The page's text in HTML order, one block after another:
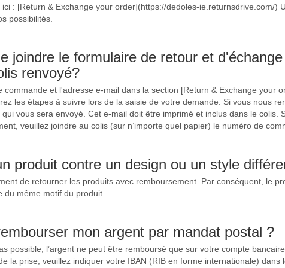
: [Return & Exchange your order](https://dedoles-ie.returnsdrive.com/)
possibilités.
joindre le formulaire de retour et
renvoyé?
commande et l'adresse e-mail dans la section [Return & Exchange your
les étapes à suivre lors de la saisie de votre demande. Si vous nous
vous sera envoyé. Cet e-mail doit être imprimé et inclus dans le colis.
veuillez joindre au colis (sur n’importe quel papier) le numéro de
produit contre un design ou un style
de retourner les produits avec remboursement. Par conséquent, le
même motif du produit.
mon argent par mandat postal ?
possible, l’argent ne peut être remboursé que sur votre compte
la prise, veuillez indiquer votre IBAN (RIB en forme internationale) dans